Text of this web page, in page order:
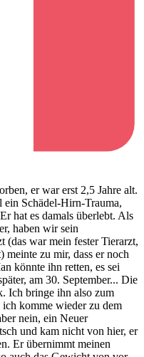
er war erst 2,5 Jahre alt.
ein Schädel-Hirn-Trauma,
hat es damals überlebt. Als
haben wir sein
(das war mein fester Tierarzt,
meinte zu mir, dass er noch
könnte ihn retten, es sei
am 30. September... Die
Ich bringe ihn also zum
komme wieder zu dem
nein, ein Neuer
und kam nicht von hier, er
Er übernimmt meinen